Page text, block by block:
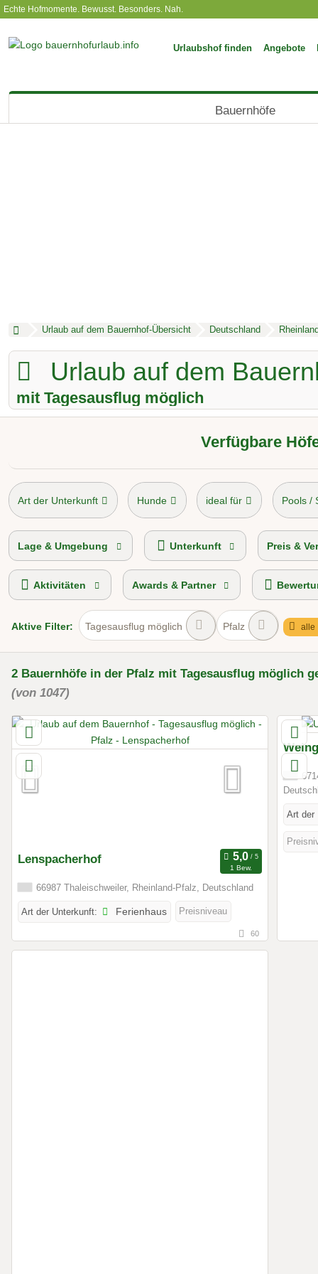
Echte Hofmomente. Bewusst. Besonders. Nah.
Urlaubshof finden Angebote
Bauernhöfe
Urlaub auf dem Bauernhof-Übersicht Deutschland
Urlaub auf dem
mit Tagesausflug möglich
Verfügbare
Art der Unterkunft Hunde ideal für Pools /
Camping am Bauernhof Preisniveau
Lage & Umgebung Unterkunft Preis &
Aktivitäten Awards & Partner
Aktive Filter: Tagesausflug möglich Pfalz alle
2 Bauernhöfe in der Pfalz mit Tagesausflug möglich
(von 1047)
Lenspacherhof
1 Bew.
66987 Thaleischweiler, Rheinland-Pfalz, Deutschland
Art der Unterkunft: Ferienhaus Preisniveau
60
Art der